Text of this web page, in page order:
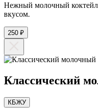
Нежный молочный
вкусом.
250 ₽
Классический
КБЖУ